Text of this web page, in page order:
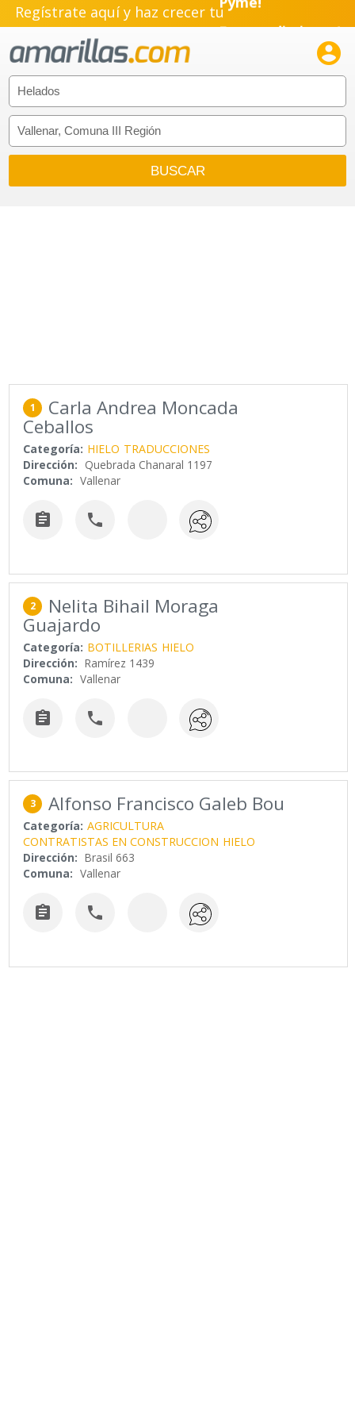
Regístrate aquí y haz crecer tuEmprendimiento!

1 Carla Andrea Moncada
Ceballos
Categoría: HIELO TRADUCCIONES
Dirección: Quebrada Chanaral 1197
Comuna: Vallenar
 
2 Nelita Bihail Moraga
Guajardo
Categoría: BOTILLERIAS HIELO
Dirección: Ramírez 1439
Comuna: Vallenar
 
3 Alfonso Francisco Galeb Bou
Categoría: AGRICULTURA
CONTRATISTAS EN CONSTRUCCION HIELO
Dirección: Brasil 663
Comuna: Vallenar
 